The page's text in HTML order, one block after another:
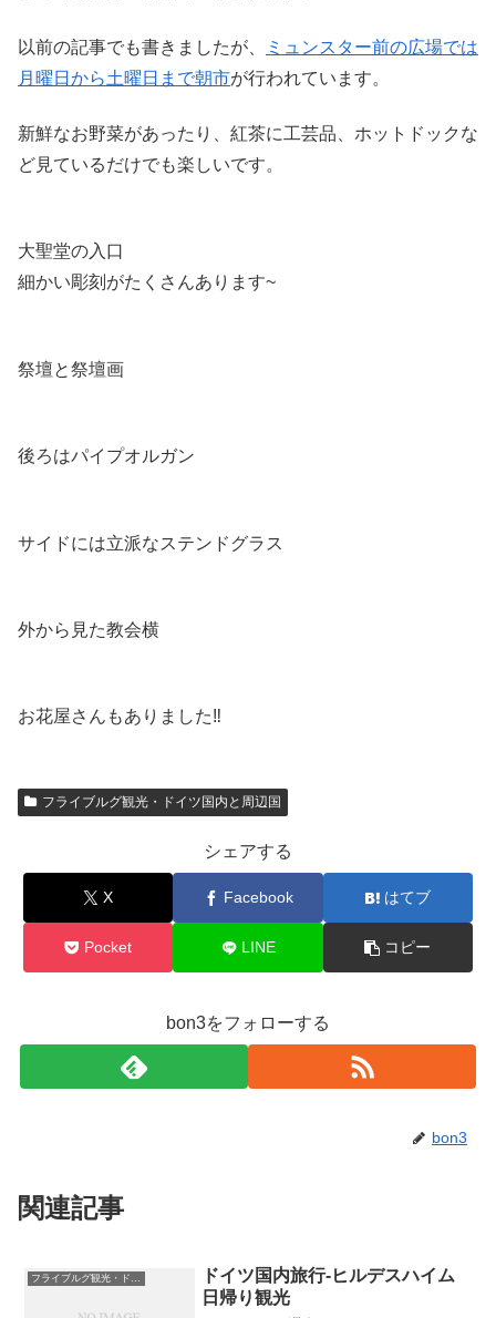
以前の記事でも書きましたが、
ミュンスター前の広場では
月曜日から土曜日まで朝市が行われています。
新鮮なお野菜があったり、紅茶に工芸品、ホットドックな
ど見ているだけでも楽しいです。
大聖堂の入口
細かい彫刻がたくさんあります~
祭壇と祭壇画
後ろはパイプオルガン
サイドには立派なステンドグラス
外から見た教会横
お花屋さんもありました‼
フライブルグ観光・ドイツ国内と周辺国
シェアする
X Facebook はてブ
Pocket LINE コピー
bon3をフォローする
bon3
関連記事
フライブルグ観光・ドイツ国内と周辺国
ドイツ国内旅行-ヒルデスハイム
日帰り観光